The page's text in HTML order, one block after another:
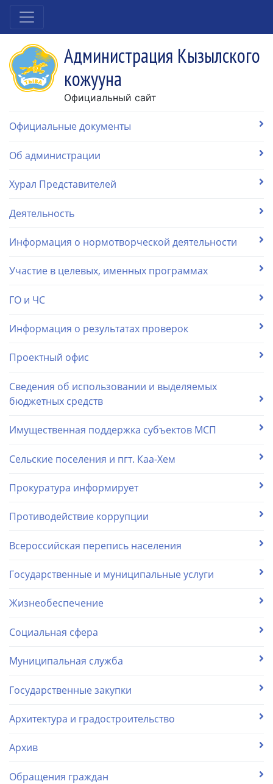
Администрация Кызылского
кожууна
Официальный сайт
Официальные документы
Об администрации
Хурал Представителей
Деятельность
Информация о нормотворческой деятельности
Участие в целевых, именных программах
ГО и ЧС
Информация о результатах проверок
Проектный офис
Сведения об использовании и выделяемых
бюджетных средств
Имущественная поддержка субъектов МСП
Сельские поселения и пгт. Каа-Хем
Прокуратура информирует
Противодействие коррупции
Всероссийская перепись населения
Государственные и муниципальные услуги
Жизнеобеспечение
Социальная сфера
Муниципальная служба
Государственные закупки
Архитектура и градостроительство
Архив
Обращения граждан